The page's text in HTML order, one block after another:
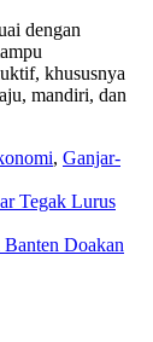
dengan
khususnya
mandiri, dan
, Ganjar-
Tegak Lurus
Doakan